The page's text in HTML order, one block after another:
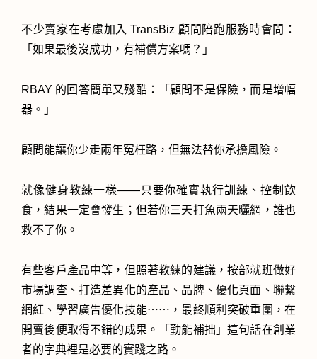
不少賣家在考慮加入 TransBiz 顧問陪跑服務時會問：
「如果最後沒成功，有補償方案嗎？」
RBAY 的回答簡單又殘酷：「顧問不是保險，而是增幅
器。」
顧問能讓你少走兩年冤枉路，但無法替你承擔風險。
就像健身教練一樣——只要你確實執行訓練、控制飲
食，結果一定會發生；但若你三天打魚兩天曬網，誰也
救不了你。
有些客戶產品中等，但照著教練的建議，按部就班做好
市場調查、打造差異化的產品、品牌、優化頁面、聯繫
網紅、學習廣告優化技能⋯⋯，最終順利突破重圍，在
開賣後便取得不錯的成果。「勤能補拙」這句話在創業
者的字典裡是必要的實踐之路。